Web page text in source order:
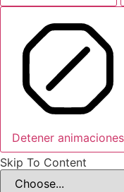
Detener animaciones
Skip To Content